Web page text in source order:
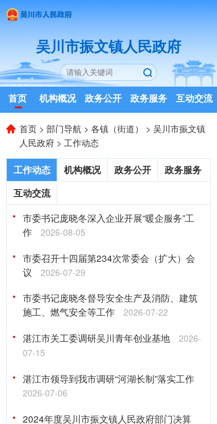
吴川市振文镇人民政府
首页 机构概况 政务公开 政务服务 互动交流
首页 >部门导航 >各镇（街道） > 吴川市振文镇
人民政府 > 工作动态
工作动态 机构概况 政务公开
政务服务
互动交流
市委书记庞晓冬深入企业开展“暖企服务”工
作
2026-08-05
市委召开十四届第234次常委会（扩大）会
议
2026-07-29
市委书记庞晓冬督导安全生产及消防、建筑
施工、燃气安全等工作
2026-07-22
湛江市关工委调研吴川青年创业基地
2026-
07-15
湛江市领导到我市调研“河湖长制”落实工作
2026-07-06
2024年度吴川市振文镇人民政府部门决算